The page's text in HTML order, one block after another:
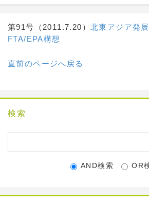
第91号（2011.7.20） 北東アジア発
FTA/EPA構想
直前のページへ戻る
検索
AND検索 OR